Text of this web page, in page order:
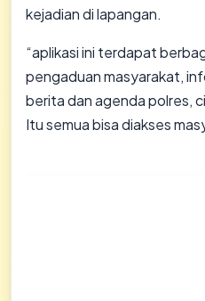
kejadian di lapangan.
“aplikasi ini terdapat
pengaduan masyarakat,
berita dan agenda polres,
Itu semua bisa diakses